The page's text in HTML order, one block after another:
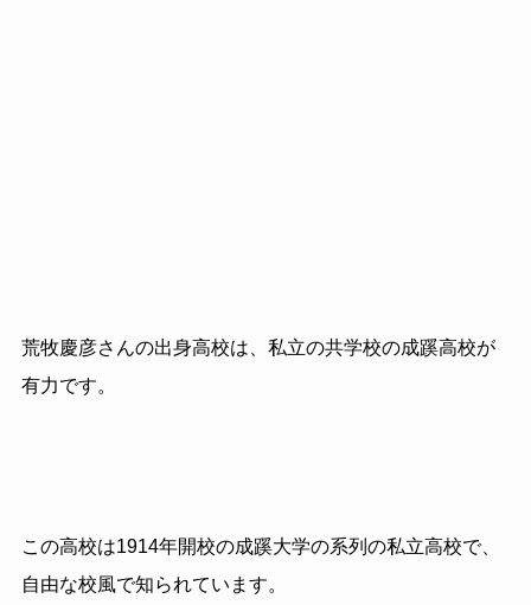
荒牧慶彦さんの出身高校は、私立の共学校の成蹊高校が
有力です。
この高校は1914年開校の成蹊大学の系列の私立高校で、
自由な校風で知られています。